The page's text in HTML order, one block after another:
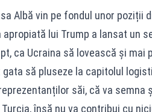
Albă vin pe fondul unor poziții
lui Trump a lansat un
ca Ucraina să lovească și mai
să pluseze la capitolul
săi, că va semna
însă nu va contribui cu